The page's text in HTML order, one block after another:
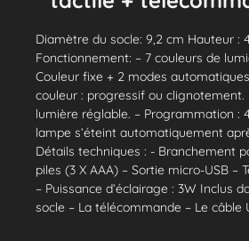
Diamètre du socle: 9,2 cm Hauteur :
Fonctionnement: – 7 couleurs de
Couleur fixe + 2 modes
couleur : progressif ou clignotement.
lumière réglable. – Programmation :
lampe s’éteint automatiquement
Détails techniques : - Branchement
piles (3 X AAA) – Sortie micro-USB –
– Puissance d’éclairage : 3W Inclus
socle – La télécommande – Le câble